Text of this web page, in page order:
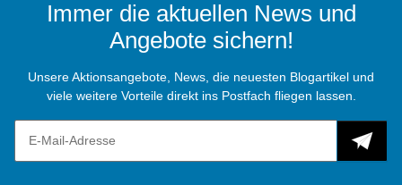
Immer die aktuellen News und
Angebote sichern!
Unsere Aktionsangebote, News, die neuesten Blogartikel und
viele weitere Vorteile direkt ins Postfach fliegen lassen.